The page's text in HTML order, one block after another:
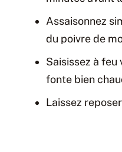
Assaisonnez
du poivre de
Saisissez à feu
fonte bien
Laissez